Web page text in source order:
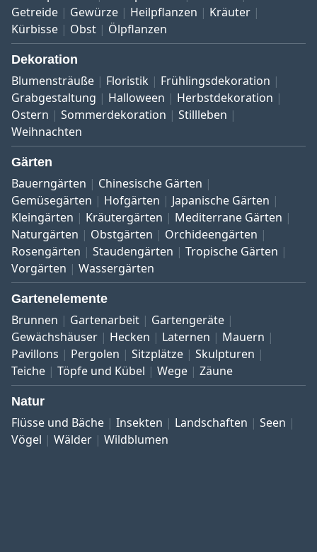
Getreide
Gewürze Heilpflanzen
Kräuter
Kürbisse
Obst Ölpflanzen
Dekoration
Blumensträuße Floristik
Frühlingsdekoration
Grabgestaltung
Halloween
Herbstdekoration
Ostern
Sommerdekoration
Stillleben
Weihnachten
Gärten
Bauerngärten
Chinesische Gärten
Gemüsegärten
Hofgärten
Japanische Gärten
Kleingärten
Kräutergärten
Mediterrane Gärten
Naturgärten
Obstgärten
Orchideengärten
Rosengärten
Staudengärten
Tropische Gärten
Vorgärten
Wassergärten
Gartenelemente
Brunnen Gartenarbeit
Gartengeräte
Gewächshäuser
Hecken Laternen
Mauern
Pavillons
Pergolen Sitzplätze
Skulpturen
Teiche
Töpfe und Kübel Wege Zäune
Natur
Flüsse und Bäche Insekten Landschaften
Seen
Vögel
Wälder Wildblumen